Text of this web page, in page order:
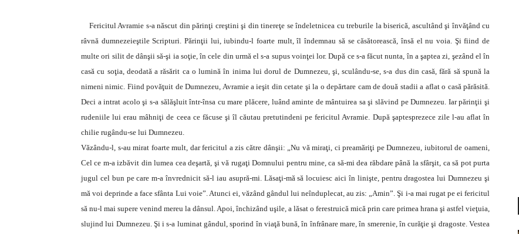
Fericitul Avramie s-a născut din părinţi creştini şi din tinereţe se îndeletnicea cu treburile la biserică, ascultând şi învăţând cu
râvnă dumnezeieştile Scripturi. Părinţii lui, iubindu-l foarte mult, îl îndemnau să se căsătorească, însă el nu voia. Şi fiind de
multe ori silit de dânşii să-şi ia soţie, în cele din urmă el s-a supus voinţei lor. După ce s-a făcut nunta, în a şaptea zi, şezând el în
casă cu soţia, deodată a răsărit ca o lumină în inima lui dorul de Dumnezeu, şi, sculându-se, s-a dus din casă, fără să spună la
nimeni nimic. Fiind povăţuit de Dumnezeu, Avramie a ieşit din cetate şi la o depărtare cam de două stadii a aflat o casă părăsită.
Deci a intrat acolo şi s-a sălăşluit într-însa cu mare plăcere, luând aminte de mântuirea sa şi slăvind pe Dumnezeu. Iar părinţii şi
rudeniile lui erau mâhniţi de ceea ce făcuse şi îl căutau pretutindeni pe fericitul Avramie. După şaptesprezece zile l-au aflat în
chilie rugându-se lui Dumnezeu.
Văzându-l, s-au mirat foarte mult, dar fericitul a zis către dânşii: „Nu vă miraţi, ci preamăriţi pe Dumnezeu, iubitorul de oameni,
Cel ce m-a izbăvit din lumea cea deşartă, şi vă rugaţi Domnului pentru mine, ca să-mi dea răbdare până la sfârşit, ca să pot purta
jugul cel bun pe care m-a învrednicit să-l iau asupră-mi. Lăsaţi-mă să locuiesc aici în linişte, pentru dragostea lui Dumnezeu şi
mă voi deprinde a face sfânta Lui voie”. Atunci ei, văzând gândul lui neînduplecat, au zis: „Amin”. Şi i-a mai rugat pe ei fericitul
să nu-l mai supere venind mereu la dânsul. Apoi, închizând uşile, a lăsat o ferestruică mică prin care primea hrana şi astfel vieţuia,
slujind lui Dumnezeu. Şi i s-a luminat gândul, sporind în viaţă bună, în înfrânare mare, în smerenie, în curăţie şi dragoste. Vestea